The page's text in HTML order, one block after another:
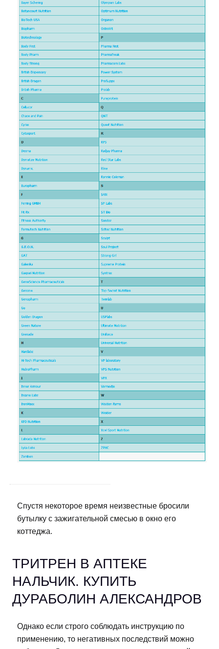
Спустя некоторое время неизвестные бросили
бутылку с зажигательной смесью в окно его
коттеджа.
ТРИТРЕН В АПТЕКЕ
НАЛЬЧИК. КУПИТЬ
ДУРАБОЛИН АЛЕКСАНДРОВ
Однако если строго соблюдать инструкцию по
применению, то негативных последствий можно